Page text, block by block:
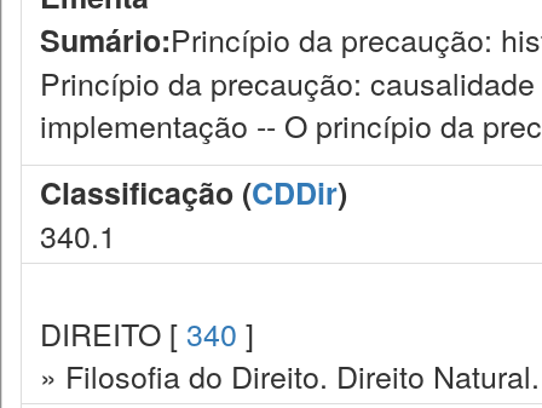
Sumário:Princípio da precaução:
Princípio da precaução:
implementação -- O princípio da
Classificação (CDDir)
340.1
DIREITO [ 340 ]
» Filosofia do Direito. Direito